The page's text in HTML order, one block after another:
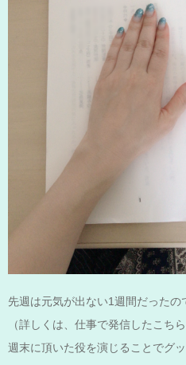
先週は元気が出ない1週間だったの
（詳しくは、仕事で発信したこち
週末に頂いた役を演じることでグ